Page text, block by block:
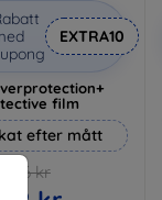
EXTRA10
film
efter mått
236 kr